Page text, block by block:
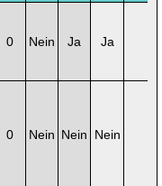
0 Nein Ja Ja
0 Nein Nein Nein